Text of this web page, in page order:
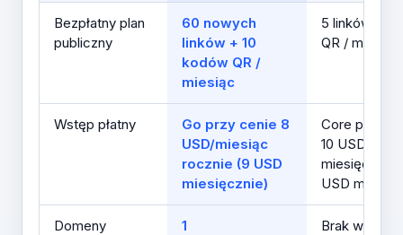
Bezpłatny plan
publiczny
60 nowych
linków + 10
kodów QR /
miesiąc
5 linków + 2
QR / miesiąc
Wstęp płatny
Go przy cenie 8
USD/miesiąc
rocznie (9 USD
miesięcznie)
Core przy
10 USD
miesięcznie
USD
Domeny
1
Brak